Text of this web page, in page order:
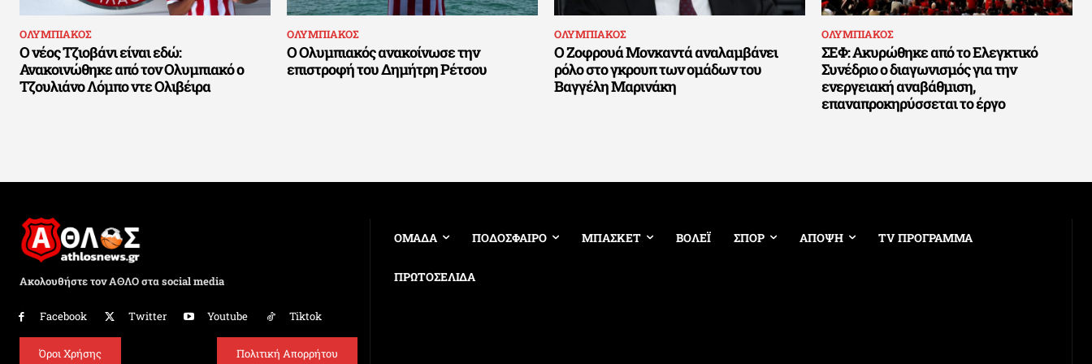
ΟΛΥΜΠΙΑΚΟΣ
Ο νέος Τζιοβάνι είναι εδώ:
Ανακοινώθηκε από τον Ολυμπιακό ο
Τζουλιάνο Λόμπο ντε Ολιβέιρα
ΟΛΥΜΠΙΑΚΟΣ
Ο Ολυμπιακός ανακοίνωσε την
επιστροφή του Δημήτρη Ρέτσου
ΟΛΥΜΠΙΑΚΟΣ
Ο Ζοφρουά Μονκαντά αναλαμβάνει
ρόλο στο γκρουπ των ομάδων του
Βαγγέλη Μαρινάκη
ΟΛΥΜΠΙΑΚΟΣ
ΣΕΦ: Ακυρώθηκε από το Ελεγκτικό
Συνέδριο ο διαγωνισμός για την
ενεργειακή αναβάθμιση,
επαναπροκηρύσσεται το έργο
Ακολουθήστε τον ΑΘΛΟ στα social media
Facebook Twitter Youtube Tiktok
Όροι Χρήσης Πολιτική Απορρήτου
ΟΜΑΔΑ ΠΟΔΟΣΦΑΙΡΟ ΜΠΑΣΚΕΤ ΒΟΛΕΪ ΣΠΟΡ ΑΠΟΨΗ TV ΠΡΟΓΡΑΜΜΑ
ΠΡΩΤΟΣΕΛΙΔΑ